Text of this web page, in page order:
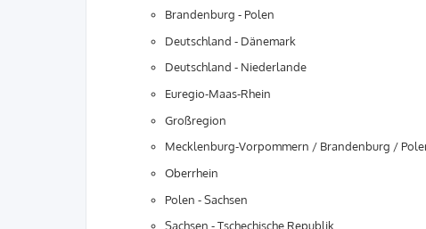
Brandenburg - Polen
Deutschland - Dänemark
Deutschland - Niederlande
Euregio-Maas-Rhein
Großregion
Mecklenburg-Vorpommern / Brandenburg /
Oberrhein
Polen - Sachsen
Sachsen - Tschechische Republik